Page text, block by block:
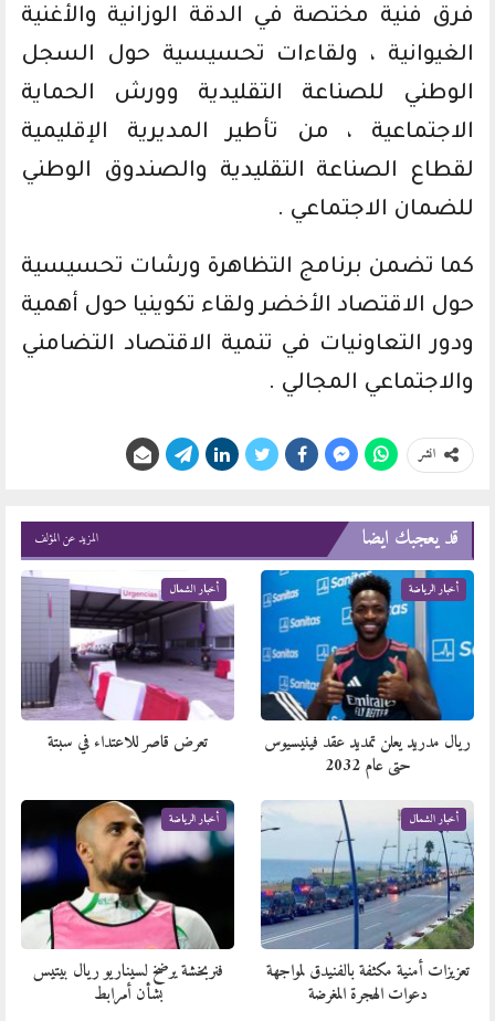
فرق فنية مختصة في الدقة الوزانية والأغنية
الغيوانية ، ولقاءات تحسيسية حول السجل
الوطني للصناعة التقليدية وورش الحماية
الاجتماعية ، من تأطير المديرية الإقليمية
لقطاع الصناعة التقليدية والصندوق الوطني
للضمان الاجتماعي .
كما تضمن برنامج التظاهرة ورشات تحسيسية
حول الاقتصاد الأخضر ولقاء تكوينيا حول أهمية
ودور التعاونيات في تنمية الاقتصاد التضامني
والاجتماعي المجالي .
انشر
قد يعجبك ايضا المزيد عن المؤلف
أخبار الرياضة
ريال مدريد يعلن تمديد عقد فينيسيوس
حتى عام 2032
أخبار الشمال
تعرض قاصر للاعتداء في سبتة
أخبار الشمال
تعزيزات أمنية مكثفة بالفنيدق لمواجهة
دعوات الهجرة المغرضة
أخبار الرياضة
فنربخشة يرضخ لسيناريو ريال بيتيس
بشأن أمرابط